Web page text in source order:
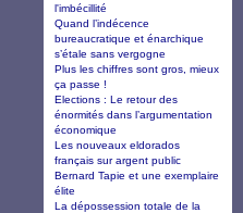
l'imbécillité
Quand l’indécence
bureaucratique et énarchique
s’étale sans vergogne
Plus les chiffres sont gros, mieux
ça passe !
Elections : Le retour des
énormités dans l’argumentation
économique
Les nouveaux eldorados
français sur argent public
Bernard Tapie et une exemplaire
élite
La dépossession totale de la